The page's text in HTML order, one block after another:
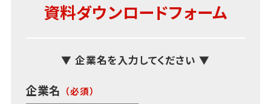
資料ダウンロードフォーム
▼ 企業名を入力してください ▼
企業名